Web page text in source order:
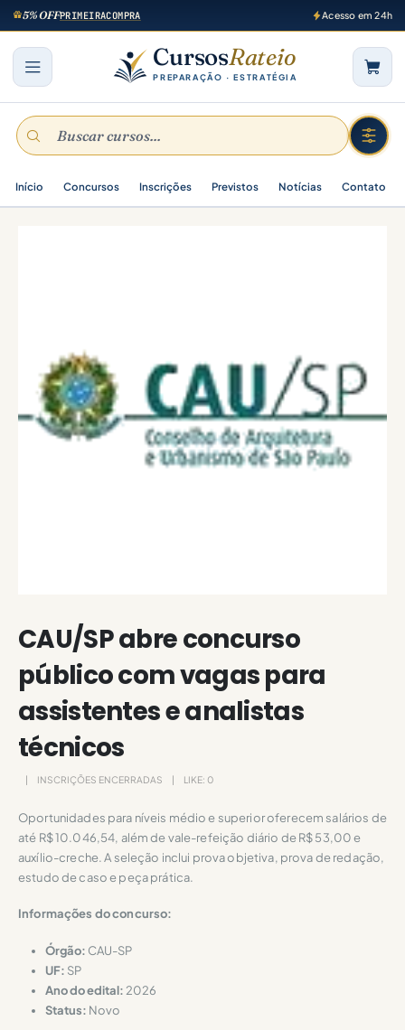
5% OFFPRIMEIRACOMPRA Acesso em 24h
CursosRateio
PREPARAÇÃO · ESTRATÉGIA
Início Concursos Inscrições Previstos Notícias Contato
CAU/SP abre concurso
público com vagas para
assistentes e analistas
técnicos
INSCRIÇÕES ENCERRADAS LIKE: 0
Oportunidades para níveis médio e superior oferecem salários de
até R$ 10.046,54, além de vale-refeição diário de R$ 53,00 e
auxílio-creche. A seleção inclui prova objetiva, prova de redação,
estudo de caso e peça prática.
Informações do concurso:
Órgão: CAU-SP
UF: SP
Ano do edital: 2026
Status: Novo